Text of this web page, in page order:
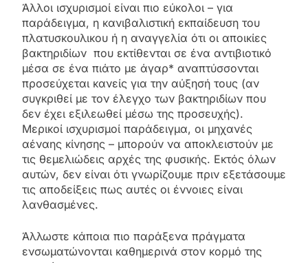
Άλλοι ισχυρισμοί είναι πιο εύκολοι – για
παράδειγμα, η κανιβαλιστική εκπαίδευση του
πλατυσκουλικου ή η αναγγελία ότι οι αποικίες
βακτηριδίων που εκτίθενται σε ένα αντιβιοτικό
μέσα σε ένα πιάτο με άγαρ* αναπτύσσονται
προσεύχεται κανείς για την αύξησή τους (αν
συγκριθεί με τον έλεγχο των βακτηριδίων που
δεν έχει εξιλεωθεί μέσω της προσευχής).
Μερικοί ισχυρισμοί παράδειγμα, οι μηχανές
αέναης κίνησης – μπορούν να αποκλειστούν με
τις θεμελιώδεις αρχές της φυσικής. Εκτός όλων
αυτών, δεν είναι ότι γνωρίζουμε πριν εξετάσουμε
τις αποδείξεις πως αυτές οι έννοιες είναι
λανθασμένες.
Άλλωστε κάποια πιο παράξενα πράγματα
ενσωματώνονται καθημερινά στον κορμό της